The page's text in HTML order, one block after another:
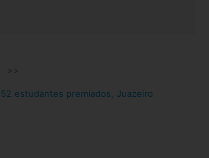
>>
estudantes premiados, Juazeiro